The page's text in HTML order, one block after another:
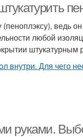
(пеноплэксу), ведь
любой
штукатурным
руками.